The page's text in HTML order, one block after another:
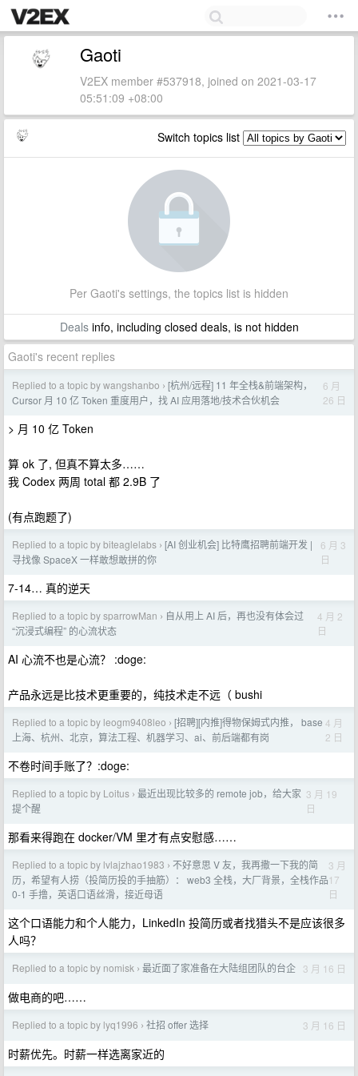
Gaoti
V2EX member #537918, joined on 2021-03-17
05:51:09 +08:00
Switch topics list
Per Gaoti's settings, the topics list is hidden
Dealsinfo, including closed deals, is not hidden
Gaoti's recent replies
Replied to a topic by wangshanbo › [杭州/远程] 11 年全栈&前端架构，
Cursor 月 10 亿 Token 重度用户，找 AI 应用落地/技术合伙机会
6 月
26 日
> 月 10 亿 Token
算 ok 了, 但真不算太多……
我 Codex 两周 total 都 2.9B 了
(有点跑题了)
Replied to a topic by biteaglelabs › [AI 创业机会] 比特鹰招聘前端开发 |
寻找像 SpaceX 一样敢想敢拼的你
6 月 3
日
7-14… 真的逆天
Replied to a topic by sparrowMan › 自从用上 AI 后，再也没有体会过
“沉浸式编程” 的心流状态
4 月 2
日
AI 心流不也是心流？ :doge:
产品永远是比技术更重要的，纯技术走不远（ bushi
Replied to a topic by leogm9408leo › [招聘][内推]得物保姆式内推， base
上海、杭州、北京，算法工程、机器学习、ai、前后端都有岗
4 月
2 日
不卷时间手账了？:doge:
Replied to a topic by Loitus › 最近出现比较多的 remote job，给大家
提个醒
3 月 19
日
那看来得跑在 docker/VM 里才有点安慰感……
Replied to a topic by lvlajzhao1983 › 不好意思 V 友，我再撒一下我的简
历，希望有人捞（投简历投的手抽筋）： web3 全栈，大厂背景，全栈作品
0-1 手撸，英语口语丝滑，接近母语
3 月
17
日
这个口语能力和个人能力，LinkedIn 投简历或者找猎头不是应该很多
人吗？
Replied to a topic by nomisk › 最近面了家准备在大陆组团队的台企 3 月 16 日
做电商的吧……
Replied to a topic by lyq1996 › 社招 offer 选择 3 月 16 日
时薪优先。时薪一样选离家近的